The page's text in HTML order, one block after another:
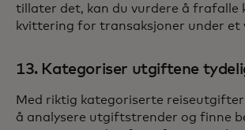
tillater det, kan du vurdere å frafalle
kvittering for transaksjoner under et
13. Kategoriser utgiftene
Med riktig kategoriserte reiseutgifter
å analysere utgiftstrender og finne